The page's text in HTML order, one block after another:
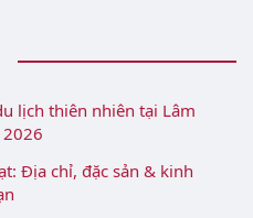
lịch thiên nhiên tại Lâm
Địa chỉ, đặc sản & kinh